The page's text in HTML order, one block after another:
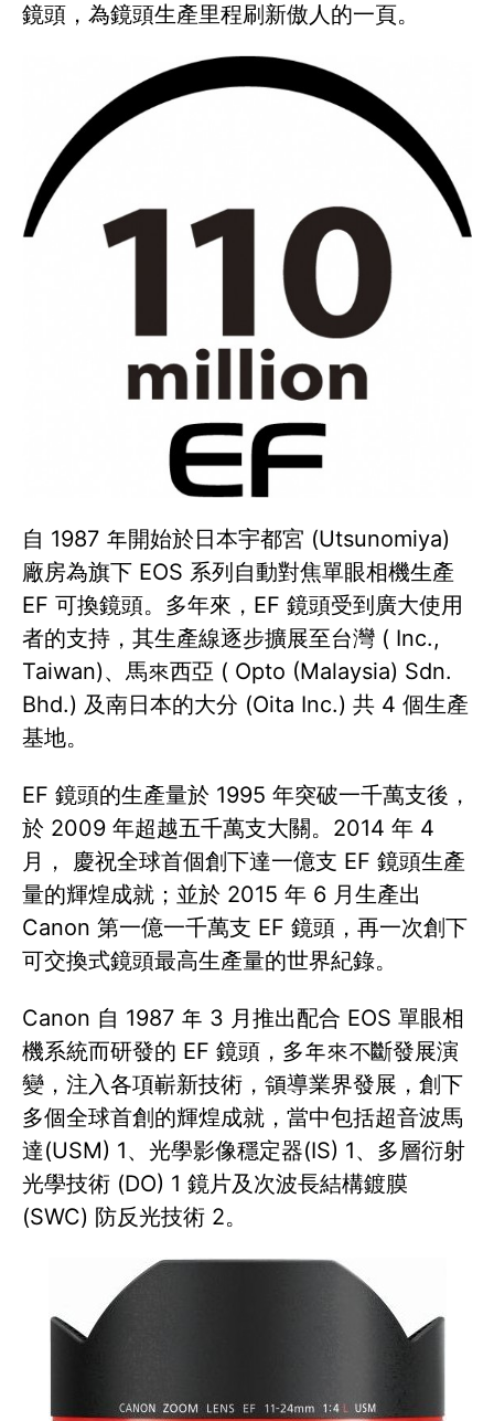
鏡頭，為鏡頭生產里程刷新傲人的一頁。
自 1987 年開始於日本宇都宮 (Utsunomiya)
廠房為旗下 EOS 系列自動對焦單眼相機生產
EF 可換鏡頭。多年來，EF 鏡頭受到廣大使用
者的支持，其生產線逐步擴展至台灣 ( Inc.,
Taiwan)、馬來西亞 ( Opto (Malaysia) Sdn.
Bhd.) 及南日本的大分 (Oita Inc.) 共 4 個生產
基地。
EF 鏡頭的生產量於 1995 年突破一千萬支後，
於 2009 年超越五千萬支大關。2014 年 4
月， 慶祝全球首個創下達一億支 EF 鏡頭生產
量的輝煌成就；並於 2015 年 6 月生產出
Canon 第一億一千萬支 EF 鏡頭，再一次創下
可交換式鏡頭最高生產量的世界紀錄。
Canon 自 1987 年 3 月推出配合 EOS 單眼相
機系統而研發的 EF 鏡頭，多年來不斷發展演
變，注入各項嶄新技術，領導業界發展，創下
多個全球首創的輝煌成就，當中包括超音波馬
達(USM) 1、光學影像穩定器(IS) 1、多層衍射
光學技術 (DO) 1 鏡片及次波長結構鍍膜
(SWC) 防反光技術 2。